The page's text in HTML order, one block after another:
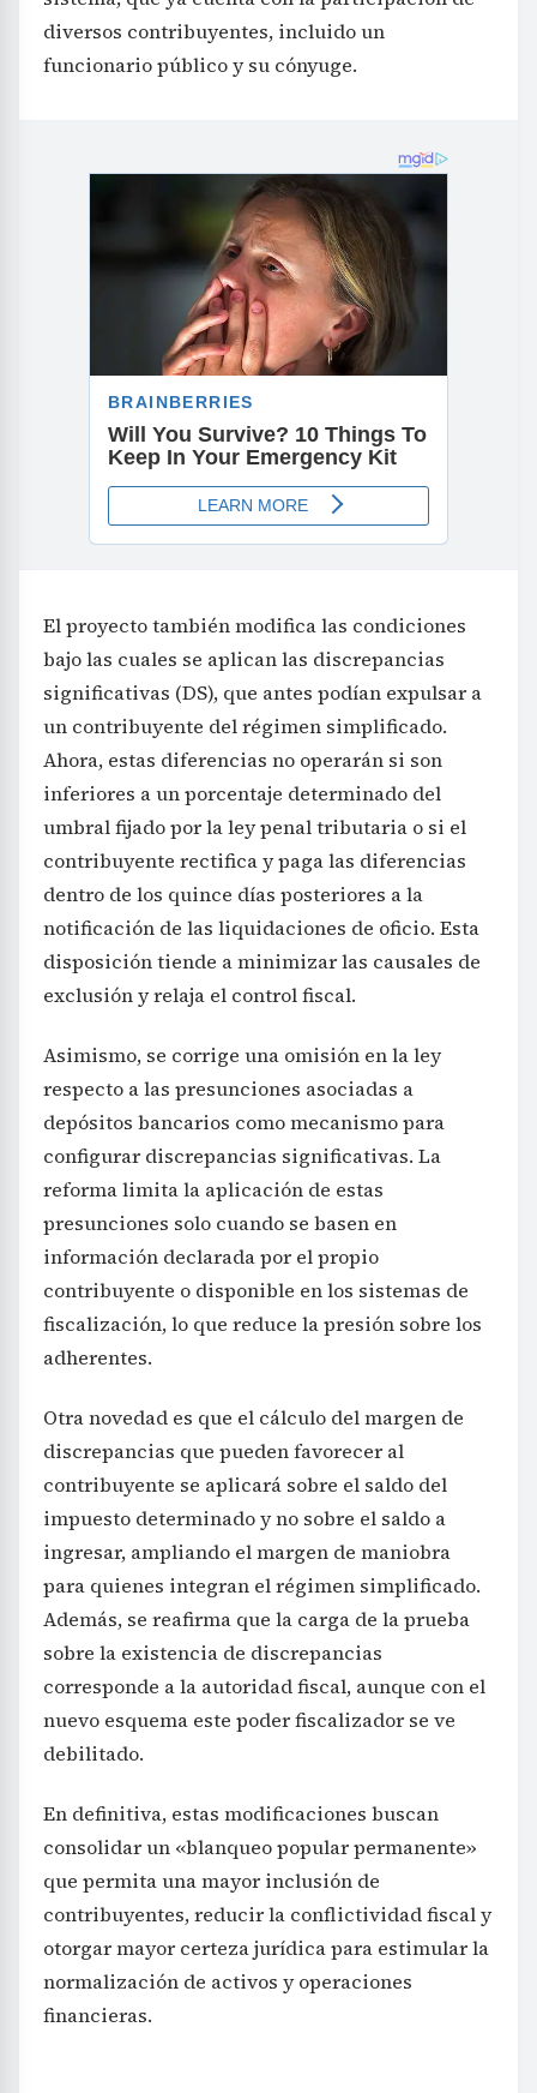
diversos contribuyentes, incluido un
funcionario público y su cónyuge.
El proyecto también modifica las condiciones
bajo las cuales se aplican las discrepancias
significativas (DS), que antes podían expulsar a
un contribuyente del régimen simplificado.
Ahora, estas diferencias no operarán si son
inferiores a un porcentaje determinado del
umbral fijado por la ley penal tributaria o si el
contribuyente rectifica y paga las diferencias
dentro de los quince días posteriores a la
notificación de las liquidaciones de oficio. Esta
disposición tiende a minimizar las causales de
exclusión y relaja el control fiscal.
Asimismo, se corrige una omisión en la ley
respecto a las presunciones asociadas a
depósitos bancarios como mecanismo para
configurar discrepancias significativas. La
reforma limita la aplicación de estas
presunciones solo cuando se basen en
información declarada por el propio
contribuyente o disponible en los sistemas de
fiscalización, lo que reduce la presión sobre los
adherentes.
Otra novedad es que el cálculo del margen de
discrepancias que pueden favorecer al
contribuyente se aplicará sobre el saldo del
impuesto determinado y no sobre el saldo a
ingresar, ampliando el margen de maniobra
para quienes integran el régimen simplificado.
Además, se reafirma que la carga de la prueba
sobre la existencia de discrepancias
corresponde a la autoridad fiscal, aunque con el
nuevo esquema este poder fiscalizador se ve
debilitado.
En definitiva, estas modificaciones buscan
consolidar un «blanqueo popular permanente»
que permita una mayor inclusión de
contribuyentes, reducir la conflictividad fiscal y
otorgar mayor certeza jurídica para estimular la
normalización de activos y operaciones
financieras.